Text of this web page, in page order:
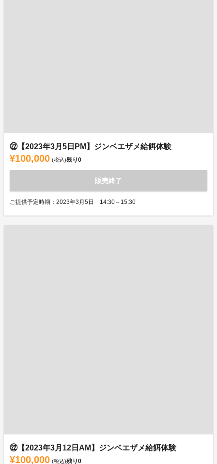
㉒【2023年3月5日PM】ジンベエザメ給餌体験
¥100,000 (税込)残り0
販売終了
ご提供予定時期：2023年3月5日 14:30～15:30
㉒【2023年3月12日AM】ジンベエザメ給餌体験
¥100,000 (税込)残り0